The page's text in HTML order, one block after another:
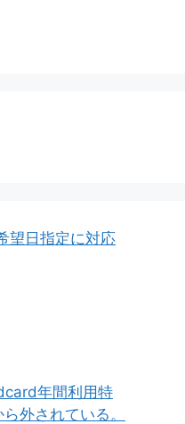
望日指定に対応
年間利用特
外されている。